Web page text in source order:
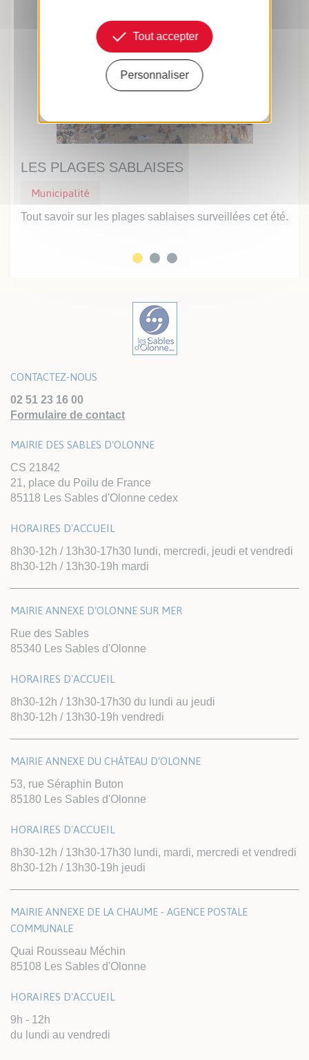
LES PLAGES SABLAISES
Municipalité
Tout savoir sur les plages sablaises surveillées cet été.
CONTACTEZ-NOUS
02 51 23 16 00
Formulaire de contact
MAIRIE DES SABLES D'OLONNE
CS 21842
21, place du Poilu de France
85118 Les Sables d'Olonne cedex
HORAIRES D'ACCUEIL
8h30-12h / 13h30-17h30 lundi, mercredi, jeudi et vendredi
8h30-12h / 13h30-19h mardi
MAIRIE ANNEXE D'OLONNE SUR MER
Rue des Sables
85340 Les Sables d'Olonne
HORAIRES D'ACCUEIL
8h30-12h / 13h30-17h30 du lundi au jeudi
8h30-12h / 13h30-19h vendredi
MAIRIE ANNEXE DU CHÂTEAU D'OLONNE
53, rue Séraphin Buton
85180 Les Sables d'Olonne
HORAIRES D'ACCUEIL
8h30-12h / 13h30-17h30 lundi, mardi, mercredi et vendredi
8h30-12h / 13h30-19h jeudi
MAIRIE ANNEXE DE LA CHAUME - AGENCE POSTALE
COMMUNALE
Quai Rousseau Méchin
85108 Les Sables d'Olonne
HORAIRES D'ACCUEIL
9h - 12h
du lundi au vendredi
Tout accepter
Personnaliser